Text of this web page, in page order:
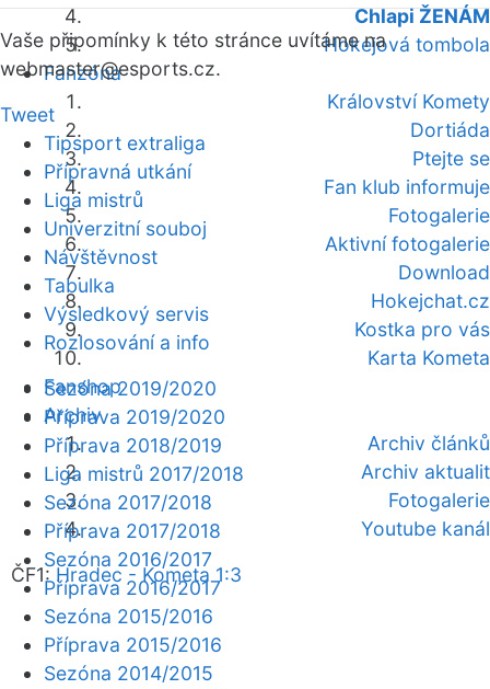
Chlapi ŽENÁM
Hokejová tombola
Fanzóna
Království Komety
Dortiáda
Ptejte se
Fan klub informuje
Fotogalerie
Aktivní fotogalerie
Download
Hokejchat.cz
Kostka pro vás
Karta Kometa
Fanshop
Archiv
Archiv článků
Archiv aktualit
Fotogalerie
Youtube kanál
ČF1: Hradec - Kometa 1:3
Vaše připomínky k této stránce uvítáme na
webmaster@esports.cz.
Tweet
Tipsport extraliga
Přípravná utkání
Liga mistrů
Univerzitní souboj
Návštěvnost
Tabulka
Výsledkový servis
Rozlosování a info
Sezóna 2019/2020
Příprava 2019/2020
Příprava 2018/2019
Liga mistrů 2017/2018
Sezóna 2017/2018
Příprava 2017/2018
Sezóna 2016/2017
Příprava 2016/2017
Sezóna 2015/2016
Příprava 2015/2016
Sezóna 2014/2015